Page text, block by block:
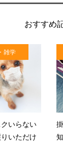
おすすめ
雑学
いらない
いただけ